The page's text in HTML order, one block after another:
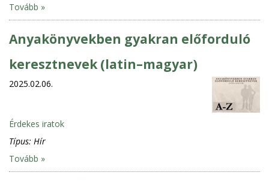
Tovább »
Anyakönyvekben gyakran előforduló
keresztnevek (latin–magyar)
2025.02.06.
Érdekes iratok
Típus: Hír
Tovább »